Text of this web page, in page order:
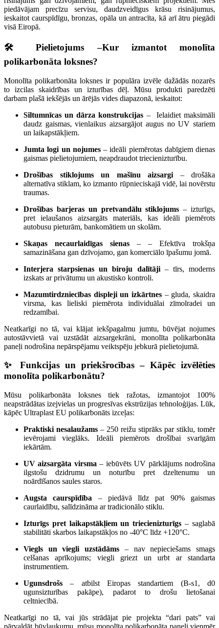
piedāvājam precīzu servisu, daudzveidīgus krāsu risinājumus,
ieskaitot caurspīdīgu, bronzas, opāla un antracīta, kā arī ātru piegādi
visā Eiropā.
🛠️ Pielietojums –Kur izmantot monolīta
polikarbonāta loksnes?
Monolīta polikarbonāta loksnes ir populāra izvēle dažādās nozarēs
to izcilas skaidrības un izturības dēļ. Mūsu produkti paredzēti
darbam plašā iekšējās un ārējās vides diapazonā, ieskaitot:
Siltumnīcas un dārza konstrukcijas – Ielaidiet maksimāli
daudz gaismas, vienlaikus aizsargājot augus no UV stariem
un laikapstākļiem.
Jumta logi un nojumes– ideāli piemērotas dabīgiem dienas
gaismas pielietojumiem, neapdraudot triecienizturību.
Drošības stiklojums un mašīnu aizsargi – drošāka
alternatīva stiklam, ko izmanto rūpnieciskajā vidē, lai novērstu
traumas.
Drošības barjeras un pretvandālu stiklojums – izturīgs,
pret ielaušanos aizsargāts materiāls, kas ideāli piemērots
autobusu pieturām, bankomātiem un skolām.
Skaņas necaurlaidīgas sienas – – Efektīva trokšņa
samazināšana gan dzīvojamo, gan komerciālo īpašumu jomā.
Interjera starpsienas un biroju dalītāji– tīrs, moderns
izskats ar privātumu un akustisko kontroli.
Mazumtirdzniecības displeji un izkārtnes – gluda, skaidra
virsma, kas lieliski piemērota individuālai zīmolradei un
redzamībai.
Neatkarīgi no tā, vai klājat iekšpagalmu jumtu, būvējat nojumes
autostāvvietā vai uzstādāt aizsargekrāni, monolīta polikarbonāta
paneļi nodrošina nepārspējamu veiktspēju jebkurā pielietojumā.
✨ Funkcijas un priekšrocības – Kāpēc izvēlēties
monolīta polikarbonātu?
Mūsu polikarbonāta loksnes tiek ražotas, izmantojot 100%
neapstrādātas izejvielas un progresīvas ekstrūzijas tehnoloģijas. Lūk,
kāpēc Ultraplast EU polikarbonāts izceļas:
Praktiski nesalaužams – 250 reižu stiprāks par stiklu, tomēr
ievērojami vieglāks. Ideāli piemērots drošībai svarīgām
iekārtām.
UV aizsargāta virsma – iebūvēts UV pārklājums nodrošina
ilgstošu dzidrumu un noturību pret dzeltenumu un
noārdīšanos saules staros.
Augsta caurspīdība – piedāvā līdz pat 90% gaismas
caurlaidību, salīdzināma ar tradicionālo stiklu.
Izturīgs pret laikapstākļiem un triecienizturīgs – saglabā
stabilitāti skarbos laikapstākļos no -40°C līdz +120°C.
Viegls un viegli uzstādāms – nav nepieciešams smags
celšanas aprīkojums; viegli griezt un urbt ar standarta
instrumentiem.
Ugunsdrošs – atbilst Eiropas standartiem (B-s1, d0
ugunsizturības pakāpe), padarot to drošu lietošanai
celtniecībā.
Neatkarīgi no tā, vai jūs strādājat pie projekta “dari pats” vai
pārvaldāt būvlaukumu, mūsu monolīta polikarbonāta paneļi vienmēr